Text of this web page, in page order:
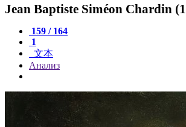
Jean Baptiste Siméon Chardin
159 / 164
1
文本
Анализ